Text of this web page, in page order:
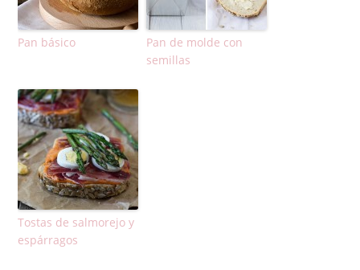
Pan básico
Pan de molde con
semillas
Tostas de salmorejo y
espárragos